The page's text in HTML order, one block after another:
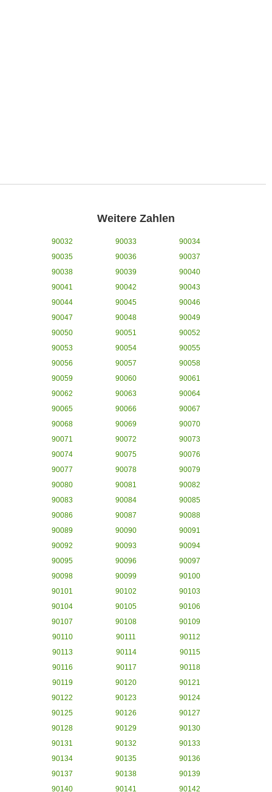
Weitere Zahlen
90032 90033
90034
90035
90036
90037
90038
90039
90040
90041
90042
90043
90044
90045
90046
90047
90048
90049
90050
90051
90052
90053
90054
90055
90056
90057
90058
90059
90060
90061
90062
90063
90064
90065
90066
90067
90068
90069
90070
90071
90072
90073
90074
90075
90076
90077
90078
90079
90080
90081
90082
90083
90084
90085
90086
90087
90088
90089
90090
90091
90092
90093
90094
90095
90096
90097
90098
90099
90100
90101
90102
90103
90104
90105
90106
90107
90108
90109
90110
90111
90112
90113
90114
90115
90116
90117
90118
90119
90120
90121
90122
90123
90124
90125
90126
90127
90128
90129
90130
90131
90132
90133
90134
90135
90136
90137
90138
90139
90140
90141 90142